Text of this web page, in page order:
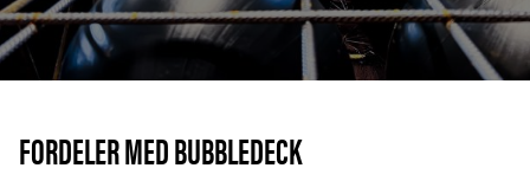
FORDELER MED BUBBLEDECK